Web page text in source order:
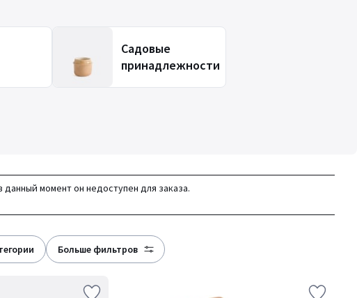
Садовые
принадлежности
момент он недоступен для заказа.
больше фильтров